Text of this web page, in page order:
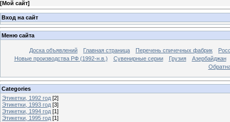
[Мой сайт]
Вход на сайт
Меню сайта
Доска объявлений Главная страница Перечень спичечных фабрик
Новые производства РФ (1992-н.в.)
Сувенирные серии Грузия
Азербайджан
Categories
Этикетки, 1992 год [2]
Этикетки, 1993 год [3]
Этикетки, 1994 год [1]
Этикетки, 1995 год [1]